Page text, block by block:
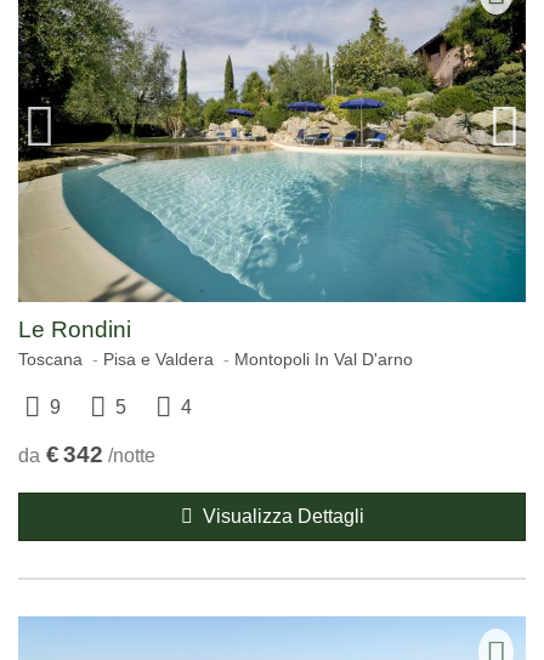
Le Rondini
Toscana Pisa e Valdera Montopoli In Val D'arno
9 5 4
da €342 /notte
Visualizza Dettagli